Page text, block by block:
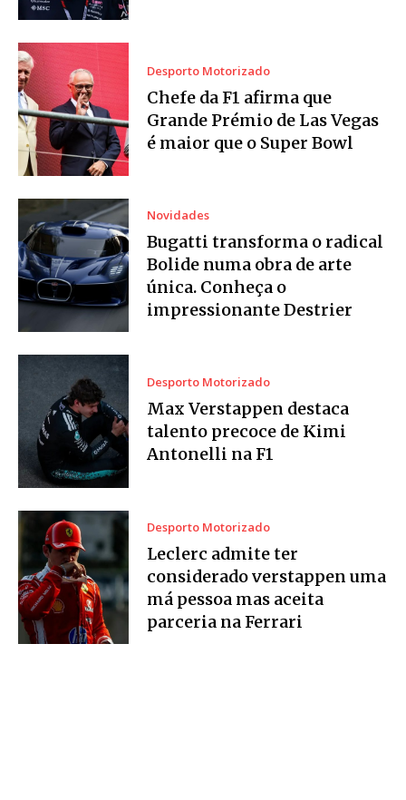
Desporto Motorizado
Chefe da F1 afirma que
Grande Prémio de Las Vegas
é maior que o Super Bowl
Novidades
Bugatti transforma o radical
Bolide numa obra de arte
única. Conheça o
impressionante Destrier
Desporto Motorizado
Max Verstappen destaca
talento precoce de Kimi
Antonelli na F1
Desporto Motorizado
Leclerc admite ter
considerado verstappen uma
má pessoa mas aceita
parceria na Ferrari